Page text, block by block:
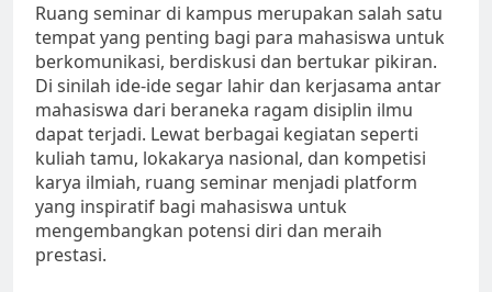
Ruang seminar di kampus merupakan salah satu
tempat yang penting bagi para mahasiswa untuk
berkomunikasi, berdiskusi dan bertukar pikiran.
Di sinilah ide-ide segar lahir dan kerjasama antar
mahasiswa dari beraneka ragam disiplin ilmu
dapat terjadi. Lewat berbagai kegiatan seperti
kuliah tamu, lokakarya nasional, dan kompetisi
karya ilmiah, ruang seminar menjadi platform
yang inspiratif bagi mahasiswa untuk
mengembangkan potensi diri dan meraih
prestasi.